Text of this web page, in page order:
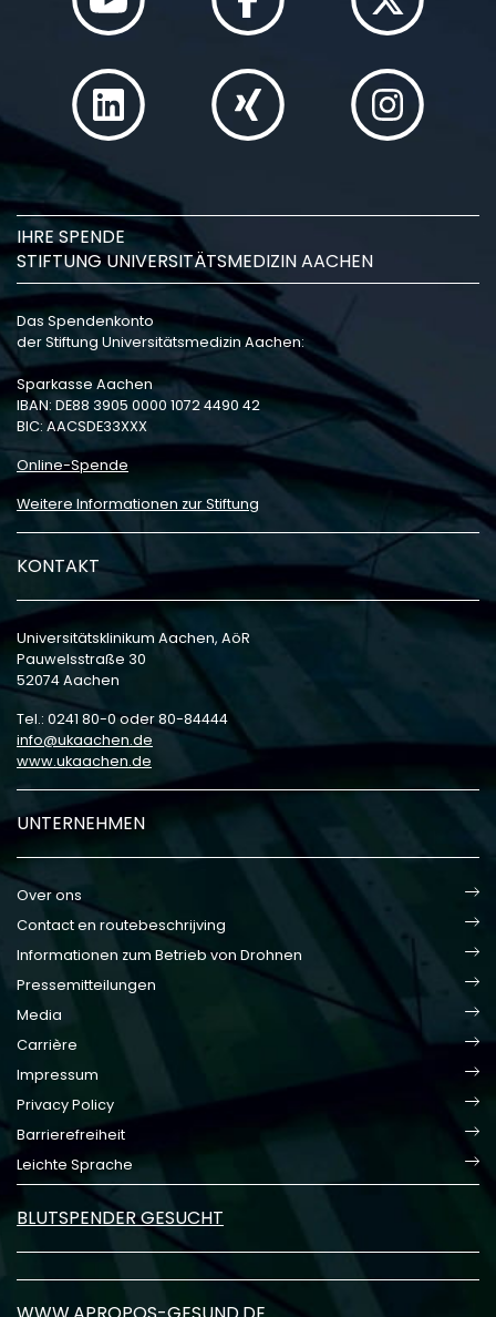
IHRE SPENDE
STIFTUNG UNIVERSITÄTSMEDIZIN AACHEN
Das Spendenkonto
der Stiftung Universitätsmedizin Aachen:
Sparkasse Aachen
IBAN: DE88 3905 0000 1072 4490 42
BIC: AACSDE33XXX
Online-Spende
Weitere Informationen zur Stiftung
KONTAKT
Universitätsklinikum Aachen, AöR
Pauwelsstraße 30
52074 Aachen
Tel.: 0241 80-0 oder 80-84444
info
ukaachen de
www.ukaachen.de
UNTERNEHMEN
Over ons
Contact en routebeschrijving
Informationen zum Betrieb von Drohnen
Pressemitteilungen
Media
Carrière
Impressum
Privacy Policy
Barrierefreiheit
Leichte Sprache
BLUTSPENDER GESUCHT